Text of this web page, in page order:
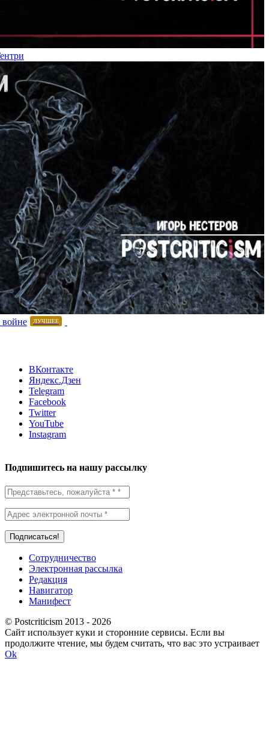
ЛУЧШЕЕ
ВКонтакте
Яндекс.Дзен
Telegram
Facebook
Twitter
YouTube
Instagram
Подпишитесь на нашу рассылку
Сотрудничество
Электронная рассылка
Редакция
Навигатор
Манифест
© Postcriticism 2013 - 2026
Сайт использует куки и сторонние сервисы. Если вы
продолжите чтение, мы будем считать, что вас это устраивает
Ok